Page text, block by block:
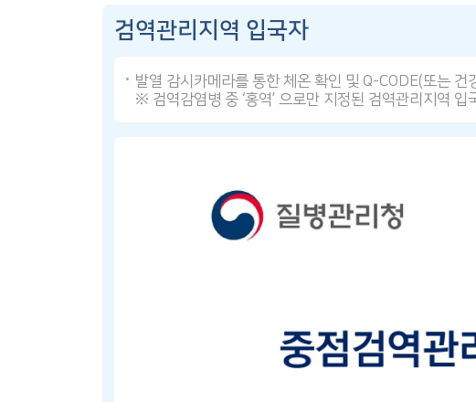
검역관리지역 입국자
발열 감시카메라를 통한 체온 확인 및 Q-CODE(또는 건
※ 검역감염병 중 ‘홍역’ 으로만 지정된 검역관리지역